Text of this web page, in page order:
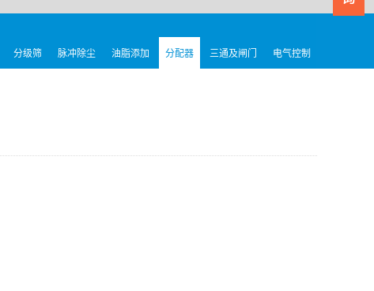
分级筛 脉冲除尘 油脂添加 分配器 三通及闸门 电气控制